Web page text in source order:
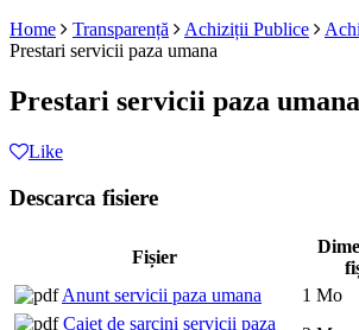
Home
Transparență Achiziții Publice
Prestari servicii paza umana
Prestari servicii paza umana
Like
Descarca fisiere
Fișier
Anunt servicii paza umana
1 Mo
Caiet de sarcini servicii paza